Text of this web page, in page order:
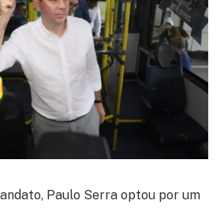
Paulo Serra optou por um